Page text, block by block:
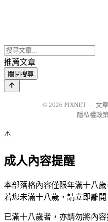
推薦文章
關閉搜尋
© 2026 PIXNET
文
隱私權政
⚠️
成人內容提醒
本部落格內容僅限年滿十八歲
若您未滿十八歲，請立即離開
已滿十八歲者，亦請勿將內